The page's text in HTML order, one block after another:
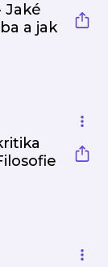
Jaké
a jak